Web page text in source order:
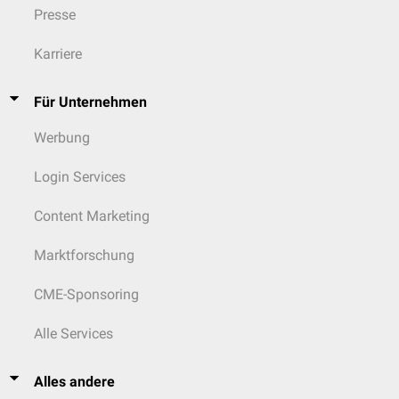
Grundgerüst des
Presse
Karriere
Für Unternehmen
Werbung
Login Services
Content Marketing
Marktforschung
CME-Sponsoring
Alle Services
Alles andere